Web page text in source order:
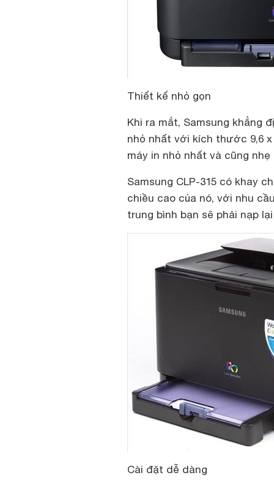
Thiết kế nhỏ gọn
Khi ra mắt, Samsung khẳng
nhỏ nhất với kích thước 9,6
máy in nhỏ nhất và cũng nhẹ
Samsung CLP-315 có khay
chiều cao của nó, với nhu
trung bình bạn sẽ phải nạp
Cài đặt dễ dàng